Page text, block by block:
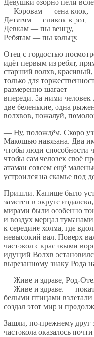
Девушки озорно пели
— Коровам — сена клок,
Детятям — сливок в рот,
Девкам — пы венцу,
Ребятам — пы кольцу.
Отец с гордостью
идёт первым из ребят,
старший волхв,
только для
размеренно шагает
впереди. За ними человек
две беленькие, одна
волхвов, пожалуй,
— Ну, подождём. Скоро
Макошью навязана. Два
чтобы люди способности
чтобы сам человек своё
атаман совсем ещё
устроился на скамье под
Пришли. Капище было
заметен в округе
мирами были особенно
и воздух мерцал
к середине холма, где
невысокий вал. Поверх
частокол с красивыми
идущий Волхв
вырезанному знаку Рода
— Живе и здраве, Род-
— Живе и здраве, —
белыми птицами взлетали
создал этот мир и
Зашли, по-прежнему друг
частокола оказалось